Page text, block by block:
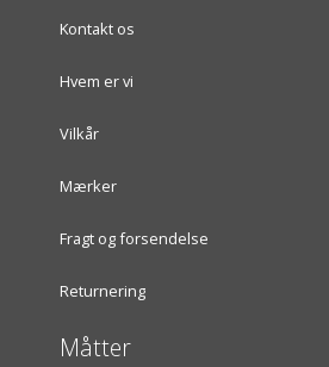
Kontakt os
Hvem er vi
Vilkår
Mærker
Fragt og forsendelse
Returnering
Måtter